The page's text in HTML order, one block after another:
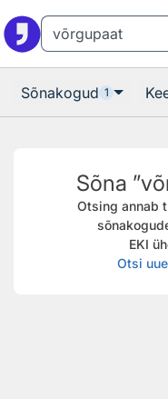
Sõnakogud 1
Sõna
Otsing annab
EKI
Otsi